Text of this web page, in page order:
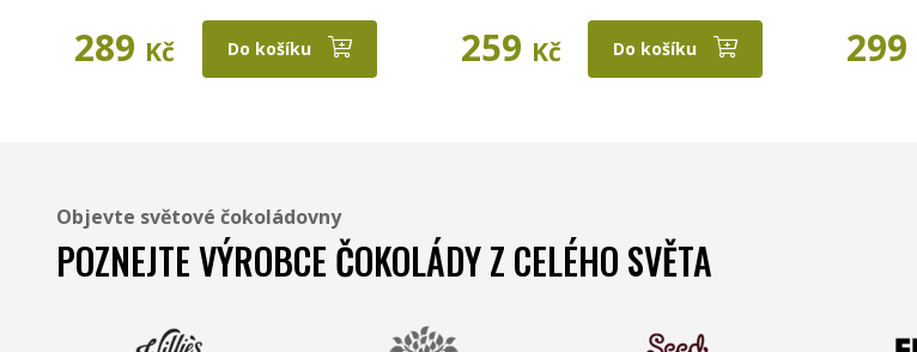
289 Kč Do košíku 259 Kč Do košíku 299
Objevte světové čokoládovny
POZNEJTE VÝROBCE ČOKOLÁDY Z CELÉHO SVĚTA